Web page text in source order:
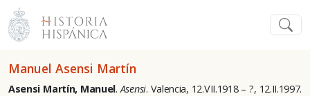
Manuel Asensi Martín
Asensi Martín, Manuel.Asensi. Valencia, 12.VII.1918 – ?, 12.II.1997.